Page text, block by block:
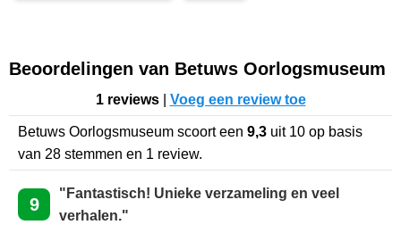
Beoordelingen van Betuws Oorlogsmuseum
1 reviews| Voeg een review toe
Betuws Oorlogsmuseum scoort een 9,3 uit 10 op basis
van 28 stemmen en 1 review.
9
"Fantastisch! Unieke verzameling en veel
verhalen."